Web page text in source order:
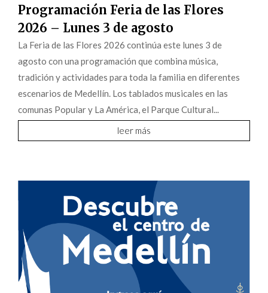
Programación Feria de las Flores
2026 – Lunes 3 de agosto
La Feria de las Flores 2026 continúa este lunes 3 de
agosto con una programación que combina música,
tradición y actividades para toda la familia en diferentes
escenarios de Medellín. Los tablados musicales en las
comunas Popular y La América, el Parque Cultural...
leer más